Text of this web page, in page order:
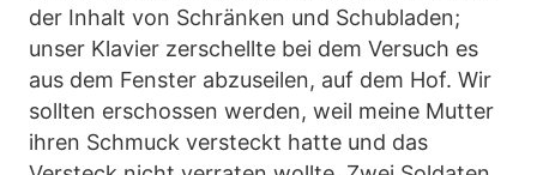
der Inhalt von Schränken und Schubladen;
unser Klavier zerschellte bei dem Versuch es
aus dem Fenster abzuseilen, auf dem Hof. Wir
sollten erschossen werden, weil meine Mutter
ihren Schmuck versteckt hatte und das